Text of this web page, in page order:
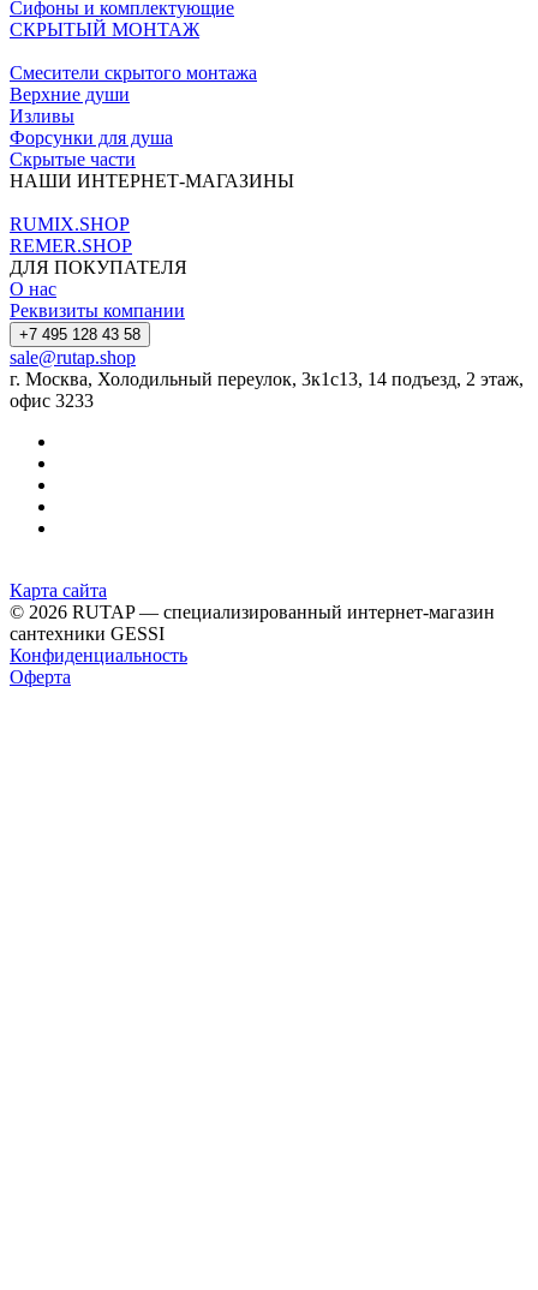
Сифоны и комплектующие
СКРЫТЫЙ МОНТАЖ
Смесители скрытого монтажа
Верхние души
Изливы
Форсунки для душа
Скрытые части
НАШИ ИНТЕРНЕТ-МАГАЗИНЫ
RUMIX.SHOP
REMER.SHOP
ДЛЯ ПОКУПАТЕЛЯ
О нас
Реквизиты компании
+7 495 128 43 58
sale@rutap.shop
г. Москва, Холодильный переулок, 3к1с13, 14 подъезд, 2 этаж,
офис 3233
Карта сайта
© 2026 RUTAP — специализированный интернет-магазин
сантехники GESSI
Конфиденциальность
Оферта